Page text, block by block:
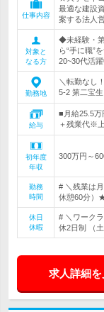
仕事内容
最適な建設
案する法人
対象と
なる方
◆未経験・
ら“手に職”
20~30代活
勤務地
＼転勤なし
5-2 第二宝生
給与
■月給25.5万
＋残業代※
初年度
年収
300万円～
勤務
時間
# ＼残業は
休憩60分）
休日
休暇
# ＼ワーク
休2日制 （
求人詳細を